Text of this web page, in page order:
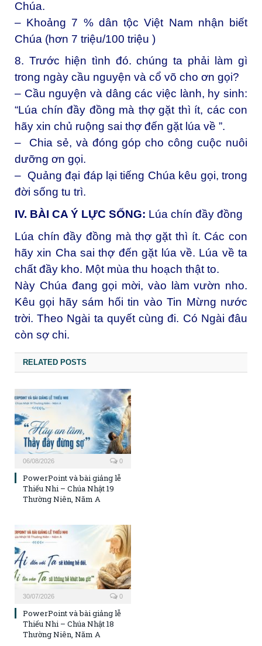
Chúa.
– Khoảng 7 % dân tộc Việt Nam nhận biết
Chúa (hơn 7 triệu/100 triệu )
8. Trước hiện tình đó. chúng ta phải làm gì
trong ngày cầu nguyện và cổ võ cho ơn gọi?
– Cầu nguyện và dâng các việc lành, hy sinh:
“Lúa chín đầy đồng mà thợ gặt thì ít, các con
hãy xin chủ ruộng sai thợ đến gặt lúa về ”.
– Chia sẻ, và đóng góp cho công cuộc nuôi
dưỡng ơn gọi.
– Quảng đại đáp lại tiếng Chúa kêu gọi, trong
đời sống tu trì.
IV. BÀI CA Ý LỰC SỐNG: Lúa chín đầy đồng
Lúa chín đầy đồng mà thợ gặt thì ít. Các con
hãy xin Cha sai thợ đến gặt lúa về. Lúa về ta
chất đầy kho. Một mùa thu hoạch thật to.
Này Chúa đang gọi mời, vào làm vườn nho.
Kêu gọi hãy sám hối tin vào Tin Mừng nước
trời. Theo Ngài ta quyết cùng đi. Có Ngài đâu
còn sợ chi.
RELATED POSTS
06/08/2026 0
PowerPoint và bài giảng lễ
Thiếu Nhi – Chúa Nhật 19
Thường Niên, Năm A
30/07/2026 0
PowerPoint và bài giảng lễ
Thiếu Nhi – Chúa Nhật 18
Thường Niên, Năm A